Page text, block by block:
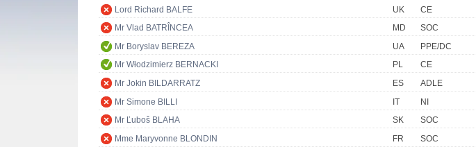
Lord Richard BALFE
UK
CE
Mr Vlad BATRÎNCEA
MD
SOC
Mr Boryslav BEREZA
UA
PPE/DC
Mr Włodzimierz BERNACKI
PL
CE
Mr Jokin BILDARRATZ
ES
ADLE
Mr Simone BILLI
IT
NI
Mr Ľuboš BLAHA
SK
SOC
Mme Maryvonne BLONDIN
FR
SOC